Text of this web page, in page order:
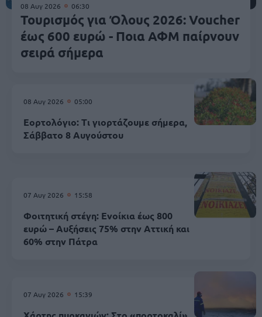
08 Αυγ 2026 06:30
Τουρισμός για Όλους 2026: Voucher
έως 600 ευρώ - Ποια ΑΦΜ παίρνουν
σειρά σήμερα
08 Αυγ 2026 05:00
Εορτολόγιο: Τι γιορτάζουμε σήμερα,
Σάββατο 8 Αυγούστου
07 Αυγ 2026 15:58
Φοιτητική στέγη: Ενοίκια έως 800
ευρώ – Αυξήσεις 75% στην Αττική και
60% στην Πάτρα
07 Αυγ 2026 15:39